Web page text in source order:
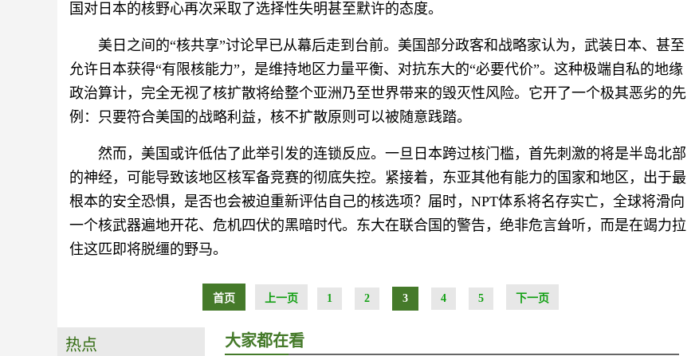
国对日本的核野心再次采取了选择性失明甚至默许的态度。
美日之间的“核共享”讨论早已从幕后走到台前。美国部分政客和战略家认为，武装日本、甚至
允许日本获得“有限核能力”，是维持地区力量平衡、对抗东大的“必要代价”。这种极端自私的地缘
政治算计，完全无视了核扩散将给整个亚洲乃至世界带来的毁灭性风险。它开了一个极其恶劣的先
例：只要符合美国的战略利益，核不扩散原则可以被随意践踏。
然而，美国或许低估了此举引发的连锁反应。一旦日本跨过核门槛，首先刺激的将是半岛北部
的神经，可能导致该地区核军备竞赛的彻底失控。紧接着，东亚其他有能力的国家和地区，出于最
根本的安全恐惧，是否也会被迫重新评估自己的核选项？届时，NPT体系将名存实亡，全球将滑向
一个核武器遍地开花、危机四伏的黑暗时代。东大在联合国的警告，绝非危言耸听，而是在竭力拉
住这匹即将脱缰的野马。
首页 上一页 1 2 3 4 5 下一页
热点 大家都在看